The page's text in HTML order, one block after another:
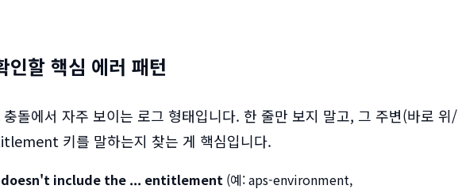
인할 핵심 에러 패턴
에서 자주 보이는 로그 형태입니다. 한 줄만 보지 말고, 그 주변(바로 위/
키를 말하는지 찾는 게 핵심입니다.
include the ... entitlement (예: aps-environment,